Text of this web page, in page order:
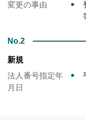
変更の事由
No.2
新規
法人番号指定年
月日